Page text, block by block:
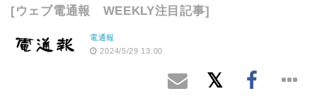
[ウェブ電通報 WEEKLY注目記事]
電通報
2024/5/29 13:00